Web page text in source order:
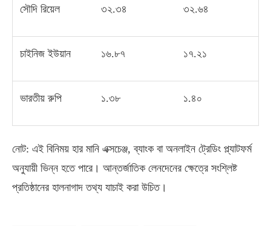
সৌদি রিয়েল ৩২.৩৪ ৩২.৬৪
চাইনিজ ইউয়ান ১৬.৮৭ ১৭.২১
ভারতীয় রুপি ১.৩৮ ১.৪০
নোট: এই বিনিময় হার মানি এক্সচেঞ্জ,ব্যাংক বা অনলাইন ট্রেডিং প্ল্যাটফর্ম
অনুযায়ী ভিন্ন হতে পারে। আন্তর্জাতিক লেনদেনের ক্ষেত্রে সংশ্লিষ্ট
প্রতিষ্ঠানের হালনাগাদ তথ্য যাচাই করা উচিত।